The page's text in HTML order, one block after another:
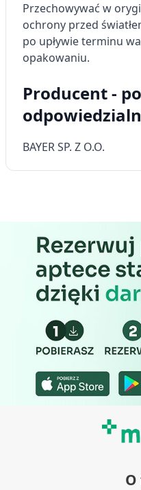
Przechowywać w
ochrony przed
po upływie terminu
opakowaniu.
Producent -
BAYER SP. Z O.O.